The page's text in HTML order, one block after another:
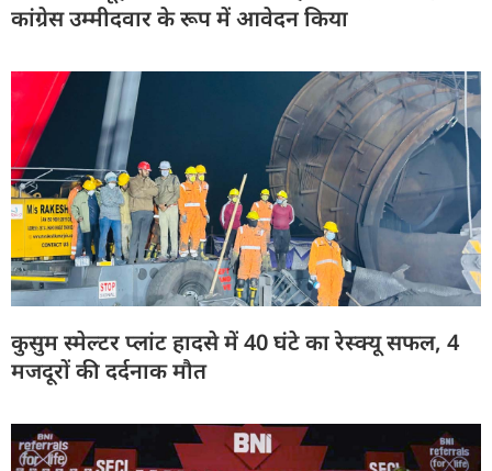
कांग्रेस उम्मीदवार के रूप में आवेदन किया
कुसुम स्मेल्टर प्लांट हादसे में 40 घंटे का रेस्क्यू सफल, 4
मजदूरों की दर्दनाक मौत